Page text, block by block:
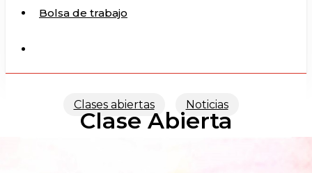
Bolsa de trabajo
Clases abiertas Noticias
Clase Abierta